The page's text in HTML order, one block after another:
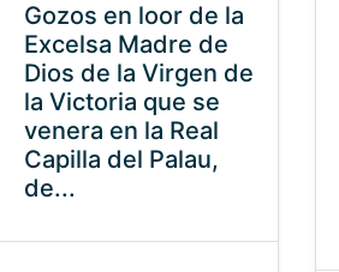
Gozos en loor de la
Excelsa Madre de
Dios de la Virgen de
la Victoria que se
venera en la Real
Capilla del Palau,
de...